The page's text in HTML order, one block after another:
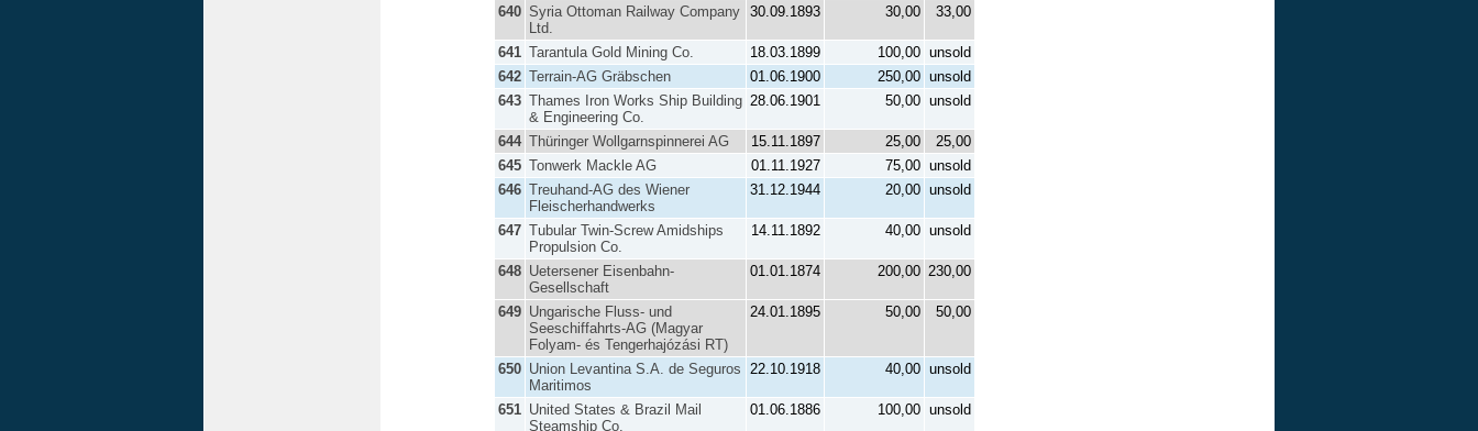
640 Syria Ottoman Railway Company
Ltd.
30.09.1893 30,00 33,00
641 Tarantula Gold Mining Co. 18.03.1899 100,00 unsold
642 Terrain-AG Gräbschen 01.06.1900 250,00 unsold
643 Thames Iron Works Ship Building
& Engineering Co.
28.06.1901 50,00 unsold
644 Thüringer Wollgarnspinnerei AG 15.11.1897 25,00
25,00
645 Tonwerk Mackle AG 01.11.1927 75,00 unsold
646 Treuhand-AG des Wiener
Fleischerhandwerks
31.12.1944 20,00 unsold
647 Tubular Twin-Screw Amidships
Propulsion Co.
14.11.1892 40,00 unsold
648 Uetersener Eisenbahn-
Gesellschaft
01.01.1874 200,00 230,00
649 Ungarische Fluss- und
Seeschiffahrts-AG (Magyar
Folyam- és Tengerhajózási RT)
24.01.1895 50,00 50,00
650 Union Levantina S.A. de Seguros
Maritimos
22.10.1918 40,00 unsold
651 United States & Brazil Mail
Steamship Co.
01.06.1886 100,00 unsold